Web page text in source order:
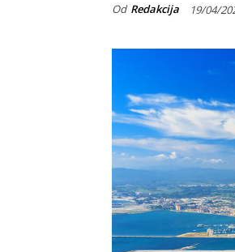
Od Redakcija 19/04/